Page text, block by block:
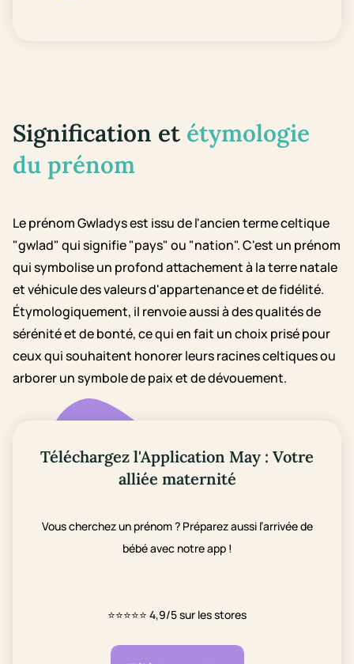
Signification et étymologie
du prénom
Le prénom Gwladys est issu de l'ancien terme celtique
"gwlad" qui signifie "pays" ou "nation". C'est un prénom
qui symbolise un profond attachement à la terre natale
et véhicule des valeurs d'appartenance et de fidélité.
Étymologiquement, il renvoie aussi à des qualités de
sérénité et de bonté, ce qui en fait un choix prisé pour
ceux qui souhaitent honorer leurs racines celtiques ou
arborer un symbole de paix et de dévouement.
Téléchargez l'Application May : Votre
alliée maternité
Vous cherchez un prénom ? Préparez aussi l’arrivée de
bébé avec notre app !
⭐⭐⭐⭐⭐ 4,9/5 sur les stores